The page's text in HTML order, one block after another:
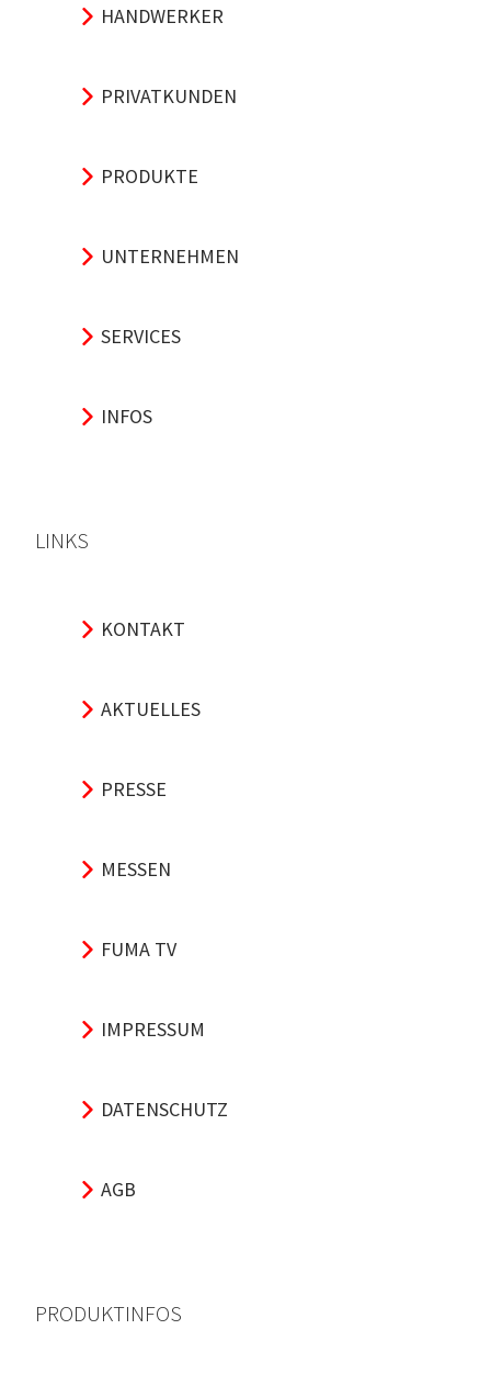
HANDWERKER
PRIVATKUNDEN
PRODUKTE
UNTERNEHMEN
SERVICES
INFOS
LINKS
KONTAKT
AKTUELLES
PRESSE
MESSEN
FUMA TV
IMPRESSUM
DATENSCHUTZ
AGB
PRODUKTINFOS